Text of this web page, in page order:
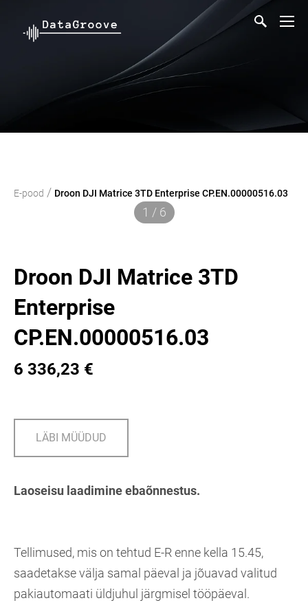
E-pood / Droon DJI Matrice 3TD Enterprise CP.EN.00000516.03
1 / 6
Droon DJI Matrice 3TD
Enterprise
CP.EN.00000516.03
6 336,23 €
LÄBI MÜÜDUD
Laoseisu laadimine ebaõnnestus.
Tellimused, mis on tehtud E-R enne kella 15.45,
saadetakse välja samal päeval ja jõuavad valitud
pakiautomaati üldjuhul järgmisel tööpäeval.